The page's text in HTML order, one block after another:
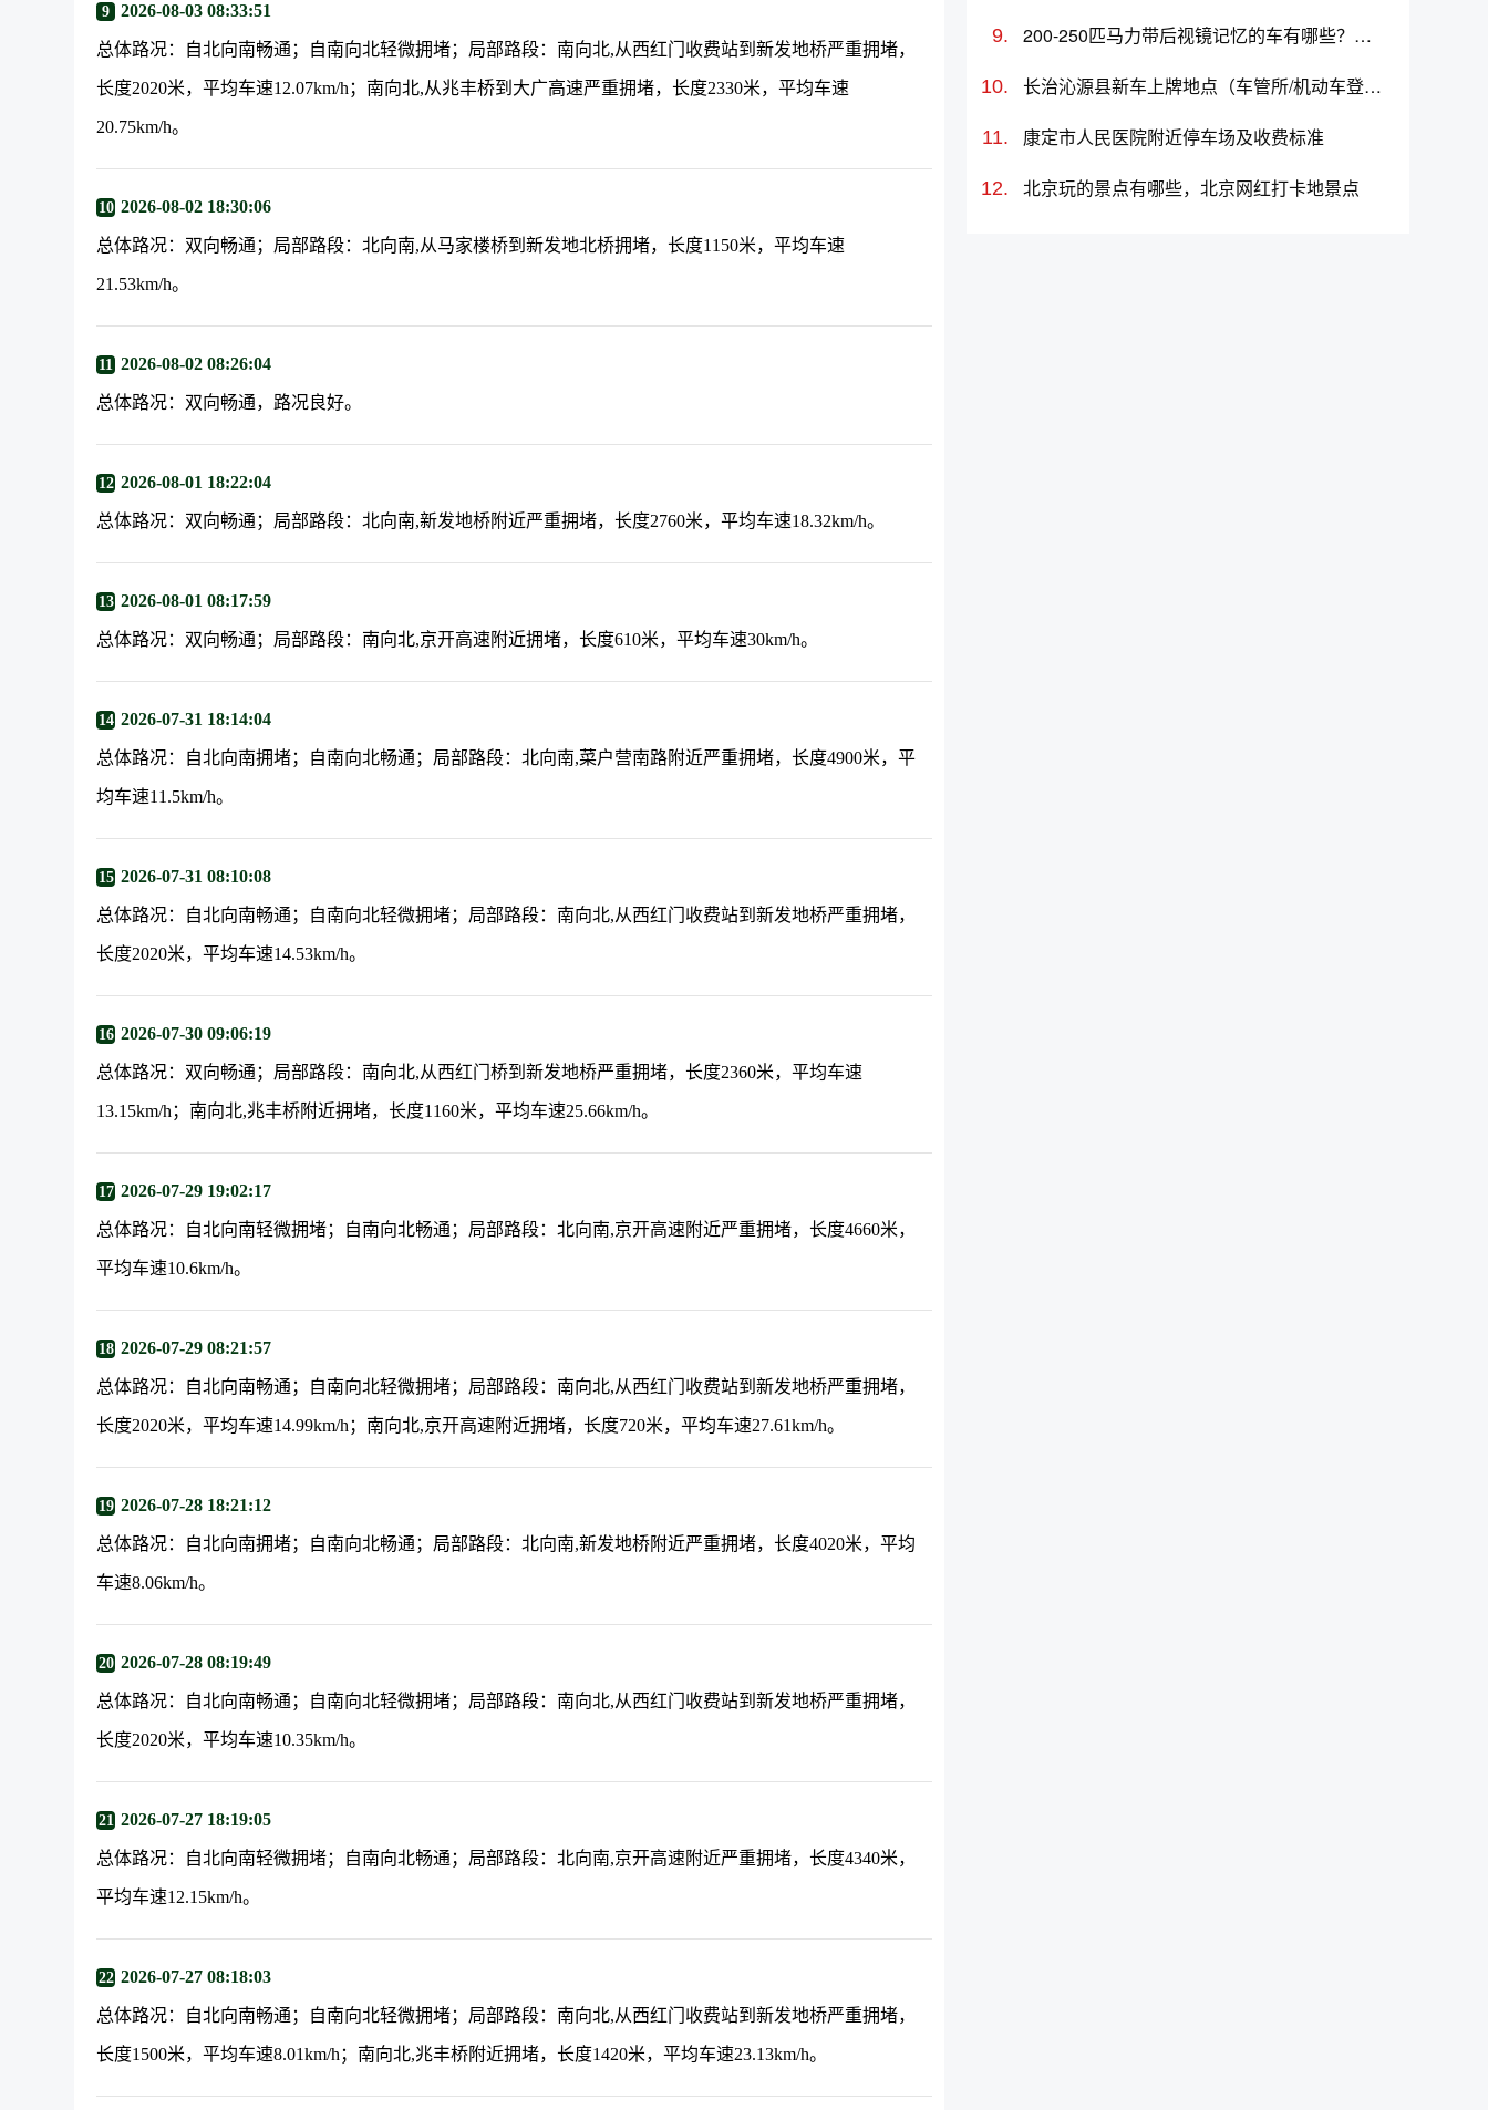
9 2026-08-03 08:33:51
总体路况：自北向南畅通；自南向北轻微拥堵；局部路段：南向北,从西红门收费站到新发地桥严重拥堵，
长度2020米，平均车速12.07km/h；南向北,从兆丰桥到大广高速严重拥堵，长度2330米，平均车速
20.75km/h。
10 2026-08-02 18:30:06
总体路况：双向畅通；局部路段：北向南,从马家楼桥到新发地北桥拥堵，长度1150米，平均车速
21.53km/h。
11 2026-08-02 08:26:04
总体路况：双向畅通，路况良好。
12 2026-08-01 18:22:04
总体路况：双向畅通；局部路段：北向南,新发地桥附近严重拥堵，长度2760米，平均车速18.32km/h。
13 2026-08-01 08:17:59
总体路况：双向畅通；局部路段：南向北,京开高速附近拥堵，长度610米，平均车速30km/h。
14 2026-07-31 18:14:04
总体路况：自北向南拥堵；自南向北畅通；局部路段：北向南,菜户营南路附近严重拥堵，长度4900米，平
均车速11.5km/h。
15 2026-07-31 08:10:08
总体路况：自北向南畅通；自南向北轻微拥堵；局部路段：南向北,从西红门收费站到新发地桥严重拥堵，
长度2020米，平均车速14.53km/h。
16 2026-07-30 09:06:19
总体路况：双向畅通；局部路段：南向北,从西红门桥到新发地桥严重拥堵，长度2360米，平均车速
13.15km/h；南向北,兆丰桥附近拥堵，长度1160米，平均车速25.66km/h。
17 2026-07-29 19:02:17
总体路况：自北向南轻微拥堵；自南向北畅通；局部路段：北向南,京开高速附近严重拥堵，长度4660米，
平均车速10.6km/h。
18 2026-07-29 08:21:57
总体路况：自北向南畅通；自南向北轻微拥堵；局部路段：南向北,从西红门收费站到新发地桥严重拥堵，
长度2020米，平均车速14.99km/h；南向北,京开高速附近拥堵，长度720米，平均车速27.61km/h。
19 2026-07-28 18:21:12
总体路况：自北向南拥堵；自南向北畅通；局部路段：北向南,新发地桥附近严重拥堵，长度4020米，平均
车速8.06km/h。
20 2026-07-28 08:19:49
总体路况：自北向南畅通；自南向北轻微拥堵；局部路段：南向北,从西红门收费站到新发地桥严重拥堵，
长度2020米，平均车速10.35km/h。
21 2026-07-27 18:19:05
总体路况：自北向南轻微拥堵；自南向北畅通；局部路段：北向南,京开高速附近严重拥堵，长度4340米，
平均车速12.15km/h。
22 2026-07-27 08:18:03
总体路况：自北向南畅通；自南向北轻微拥堵；局部路段：南向北,从西红门收费站到新发地桥严重拥堵，
长度1500米，平均车速8.01km/h；南向北,兆丰桥附近拥堵，长度1420米，平均车速23.13km/h。
200-250匹马力带后视镜记忆的车有哪些？哪款值得买？价格多少
长治沁源县新车上牌地点（车管所/机动车登记服务站）、上班时间、电话
康定市人民医院附近停车场及收费标准
北京玩的景点有哪些，北京网红打卡地景点